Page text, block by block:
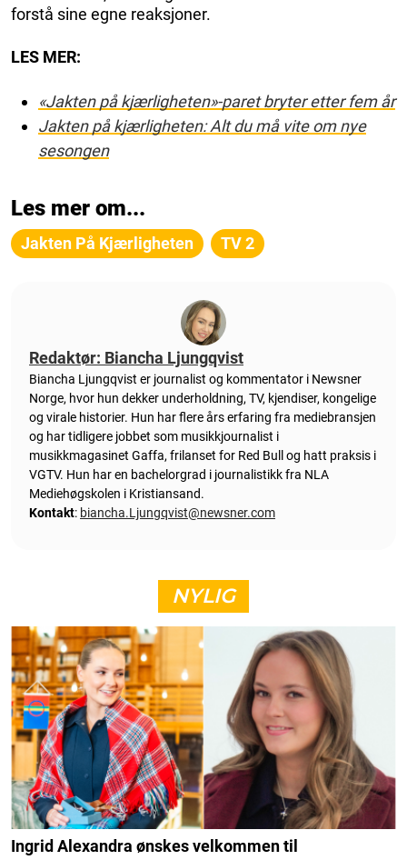
forstå sine egne reaksjoner.
LES MER:
«Jakten på kjærligheten»-paret bryter etter fem år
Jakten på kjærligheten: Alt du må vite om nye
sesongen
Les mer om...
Jakten På Kjærligheten TV 2
Redaktør: Biancha Ljungqvist
Biancha Ljungqvist er journalist og kommentator i Newsner
Norge, hvor hun dekker underholdning, TV, kjendiser, kongelige
og virale historier. Hun har flere års erfaring fra mediebransjen
og har tidligere jobbet som musikkjournalist i
musikkmagasinet Gaffa, frilanset for Red Bull og hatt praksis i
VGTV. Hun har en bachelorgrad i journalistikk fra NLA
Mediehøgskolen i Kristiansand.
Kontakt: biancha.Ljungqvist@newsner.com
NYLIG
Ingrid Alexandra ønskes velkommen til